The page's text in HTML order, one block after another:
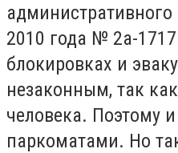
административного
2010 года № 2а-
блокировках и
незаконным, так
человека. Поэтому
паркоматами. Но